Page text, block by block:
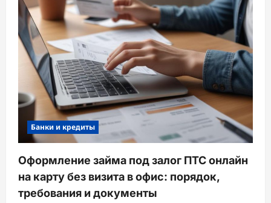
Банки и кредиты
Оформление займа под залог ПТС онлайн
на карту без визита в офис: порядок,
требования и документы